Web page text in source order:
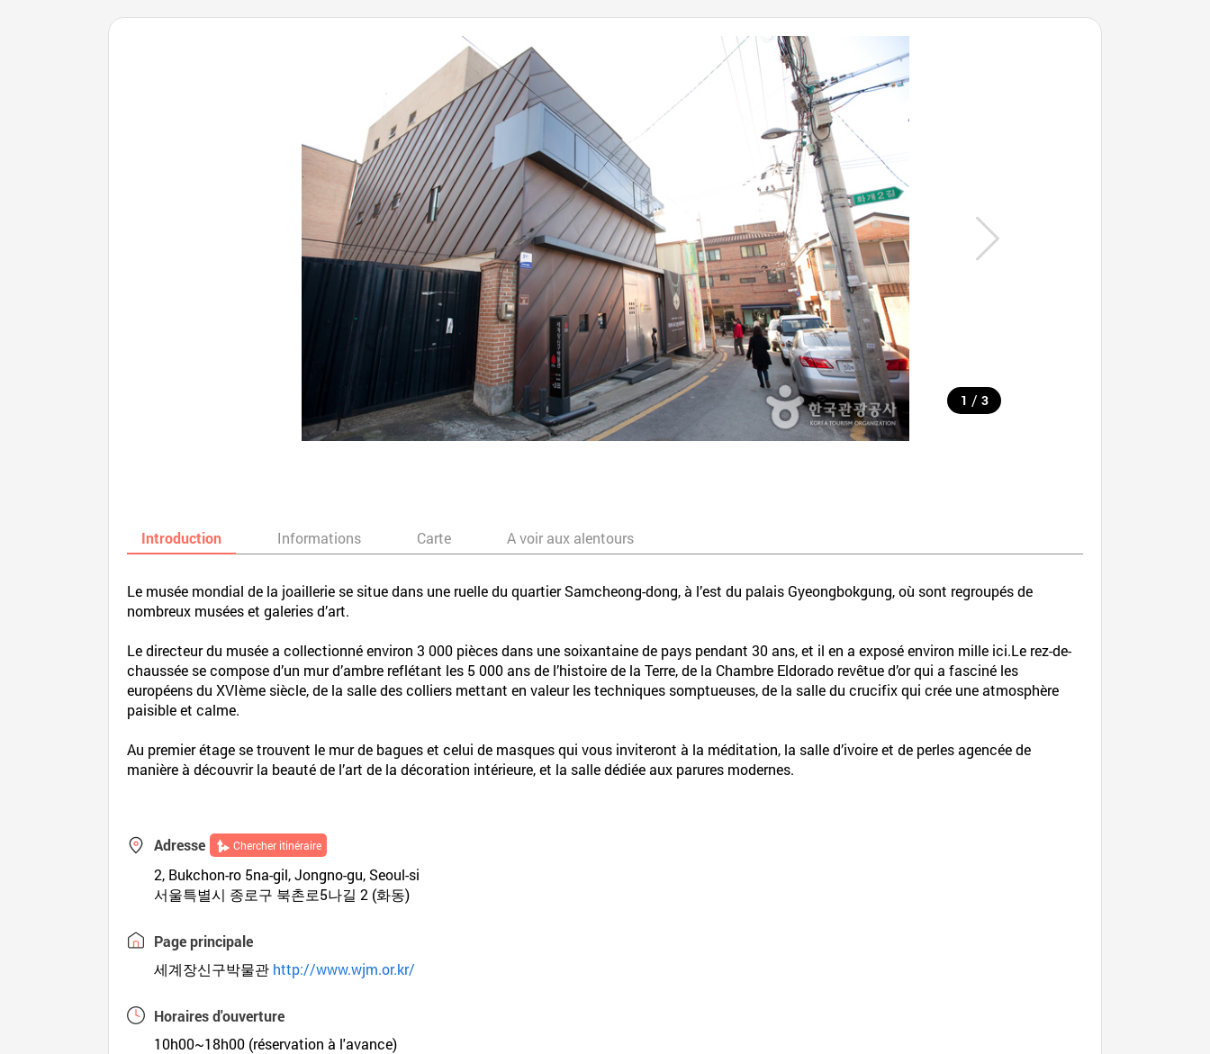
1 / 3
Introduction Informations Carte A voir aux alentours
Le musée mondial de la joaillerie se situe dans une ruelle du quartier Samcheong-dong, à l’est du palais Gyeongbokgung, où sont regroupés de
nombreux musées et galeries d’art.
Le directeur du musée a collectionné environ 3 000 pièces dans une soixantaine de pays pendant 30 ans, et il en a exposé environ mille ici.Le rez-de-
chaussée se compose d’un mur d’ambre reflétant les 5 000 ans de l’histoire de la Terre, de la Chambre Eldorado revêtue d’or qui a fasciné les
européens du XVIème siècle, de la salle des colliers mettant en valeur les techniques somptueuses, de la salle du crucifix qui crée une atmosphère
paisible et calme.
Au premier étage se trouvent le mur de bagues et celui de masques qui vous inviteront à la méditation, la salle d’ivoire et de perles agencée de
manière à découvrir la beauté de l’art de la décoration intérieure, et la salle dédiée aux parures modernes.
Adresse Chercher itinéraire
2, Bukchon-ro 5na-gil, Jongno-gu, Seoul-si
서울특별시 종로구 북촌로5나길 2 (화동)
Page principale
세계장신구박물관 http://www.wjm.or.kr/
Horaires d'ouverture
10h00~18h00 (réservation à l'avance)